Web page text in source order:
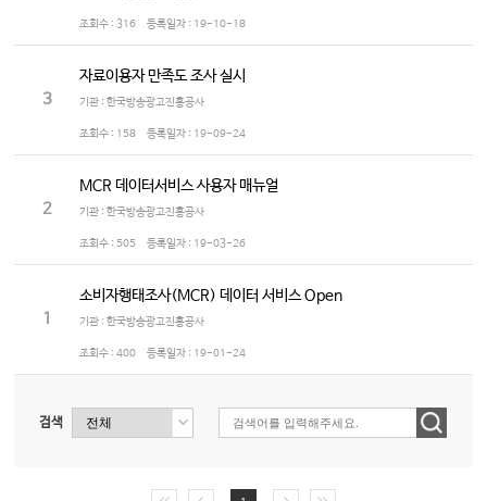
조회수 : 316 등록일자 : 19-10-18
3
자료이용자 만족도 조사 실시
기관 : 한국방송광고진흥공사
조회수 : 158 등록일자 : 19-09-24
2
MCR 데이터서비스 사용자 매뉴얼
기관 : 한국방송광고진흥공사
조회수 : 505 등록일자 : 19-03-26
1
소비자행태조사(MCR) 데이터 서비스 Open
기관 : 한국방송광고진흥공사
조회수 : 400 등록일자 : 19-01-24
검색